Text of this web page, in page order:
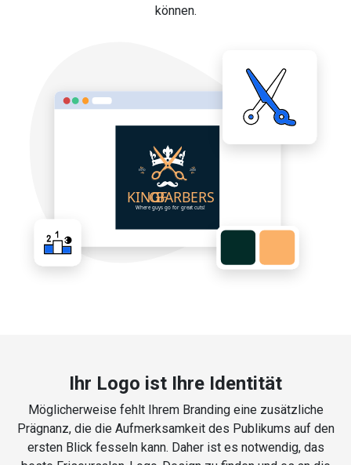
können.
Ihr Logo ist Ihre Identität
Möglicherweise fehlt Ihrem Branding eine zusätzliche
Prägnanz, die die Aufmerksamkeit des Publikums auf den
ersten Blick fesseln kann. Daher ist es notwendig, das